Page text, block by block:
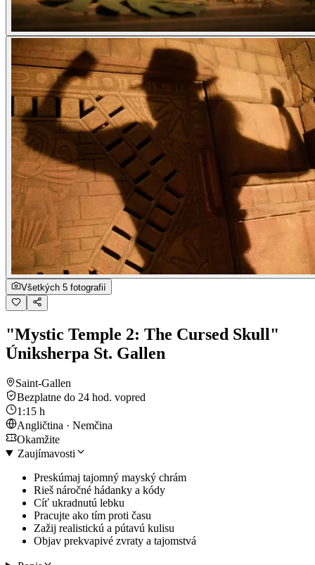
Všetkých 5 fotografií
"Mystic Temple 2: The Cursed Skull"
Úniksherpa St. Gallen
Saint-Gallen
Bezplatne do 24 hod. vopred
1:15 h
Angličtina · Nemčina
Okamžite
Zaujímavosti
Preskúmaj tajomný mayský chrám
Rieš náročné hádanky a kódy
Cíť ukradnutú lebku
Pracujte ako tím proti času
Zažij realistickú a pútavú kulisu
Objav prekvapivé zvraty a tajomstvá